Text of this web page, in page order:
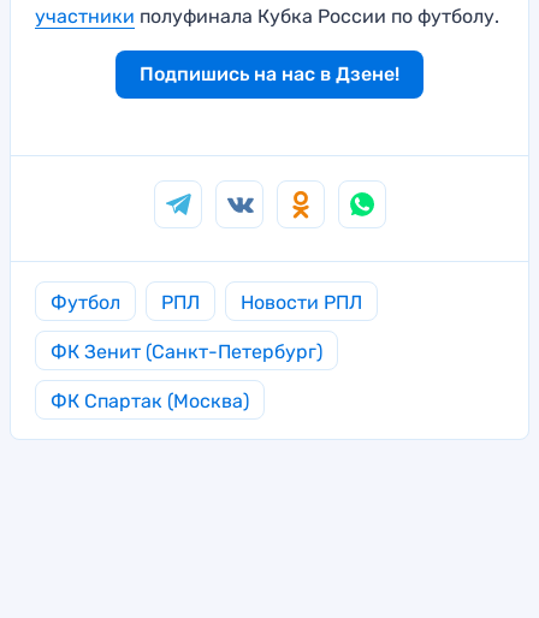
участники полуфинала Кубка России по футболу.
Подпишись на нас в Дзене!
Футбол РПЛ Новости РПЛ
ФК Зенит (Санкт-Петербург)
ФК Спартак (Москва)